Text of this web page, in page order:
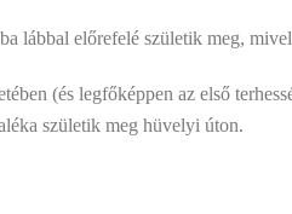
lábbal előrefelé születik meg,
(és legfőképpen az első
születik meg hüvelyi úton.